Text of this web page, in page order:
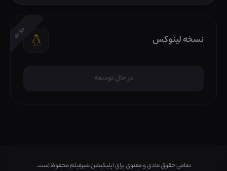
بزودی
نسخه لینوکس
در حال توسعه
تمامی حقوق مادی و معنوی برای اپلیکیشن شیرفیلم محفوظ است.